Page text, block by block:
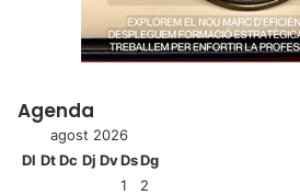
Agenda
agost 2026
Dl DtDc Dj DvDsDg
1
2